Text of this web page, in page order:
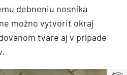
debneniu nosníka
možno vytvoriť okraj
tvare aj v prípade